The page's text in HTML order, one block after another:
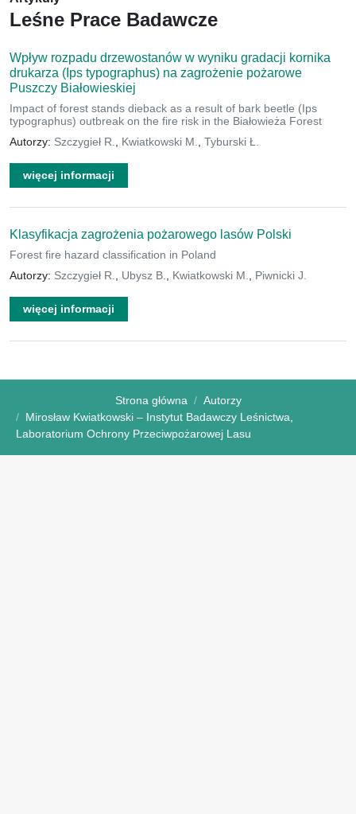
Leśne Prace Badawcze
Wpływ rozpadu drzewostanów w wyniku gradacji kornika
drukarza (Ips typographus) na zagrożenie pożarowe
Puszczy Białowieskiej
Impact of forest stands dieback as a result of bark beetle (Ips
typographus) outbreak on the fire risk in the Białowieża Forest
Autorzy: Szczygieł R. Kwiatkowski M. Tyburski Ł.
więcej informacji
Klasyfikacja zagrożenia pożarowego lasów Polski
Forest fire hazard classification in Poland
Autorzy: Szczygieł R. Ubysz B. Kwiatkowski M. Piwnicki J.
więcej informacji
Strona główna
Autorzy
Mirosław Kwiatkowski – Instytut Badawczy Leśnictwa,
Laboratorium Ochrony Przeciwpożarowej Lasu